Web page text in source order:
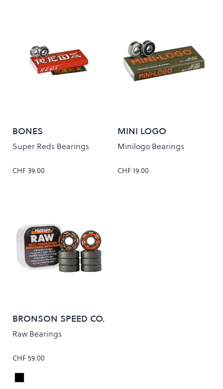
BONES
Super Reds Bearings
CHF 39.00
MINI LOGO
Minilogo Bearings
CHF 19.00
BRONSON SPEED CO.
Raw Bearings
CHF 59.00
Colour
Black/Orange